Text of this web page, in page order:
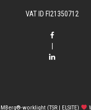
VAT ID FI21350712
MBerg®-worklight (TSR | ELSITE)